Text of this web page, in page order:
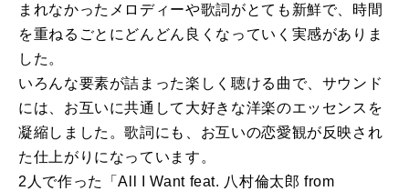
まれなかったメロディーや歌詞がとても新鮮で、時間
を重ねるごとにどんどん良くなっていく実感がありま
した。
いろんな要素が詰まった楽しく聴ける曲で、サウンド
には、お互いに共通して大好きな洋楽のエッセンスを
凝縮しました。歌詞にも、お互いの恋愛観が反映され
た仕上がりになっています。
2人で作った「All I Want feat. 八村倫太郎 from